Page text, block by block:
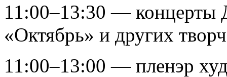
11:00–13:30 — концерты
«Октябрь» и других
11:00–13:00 — пленэр